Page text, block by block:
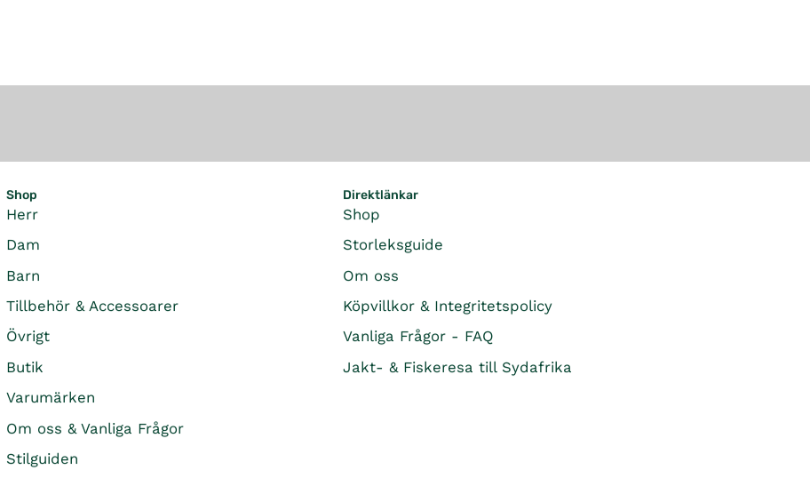
Shop
Herr
Dam
Barn
Tillbehör & Accessoarer
Övrigt
Butik
Varumärken
Om oss & Vanliga Frågor
Stilguiden
Direktlänkar
Shop
Storleksguide
Om oss
Köpvillkor & Integritetspolicy
Vanliga Frågor - FAQ
Jakt- & Fiskeresa till Sydafrika